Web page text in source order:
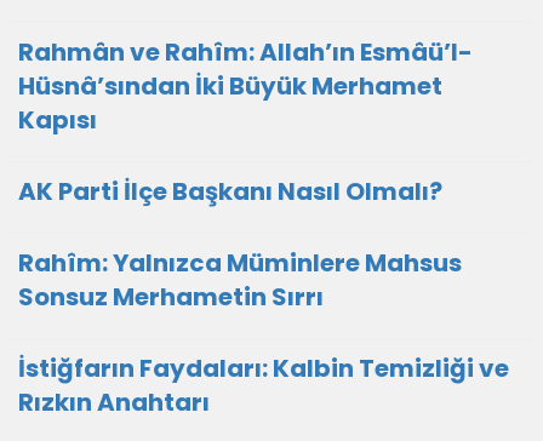
Rahmân ve Rahîm: Allah’ın Esmâü’l-
Hüsnâ’sından İki Büyük Merhamet
Kapısı
AK Parti İlçe Başkanı Nasıl Olmalı?
Rahîm: Yalnızca Müminlere Mahsus
Sonsuz Merhametin Sırrı
İstiğfarın Faydaları: Kalbin Temizliği ve
Rızkın Anahtarı